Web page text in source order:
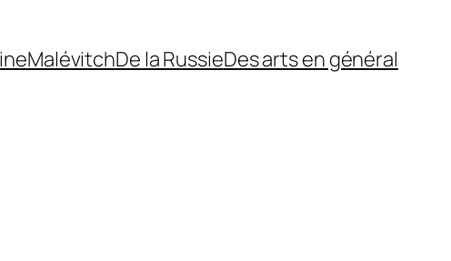
MalévitchDe la RussieDes arts en général